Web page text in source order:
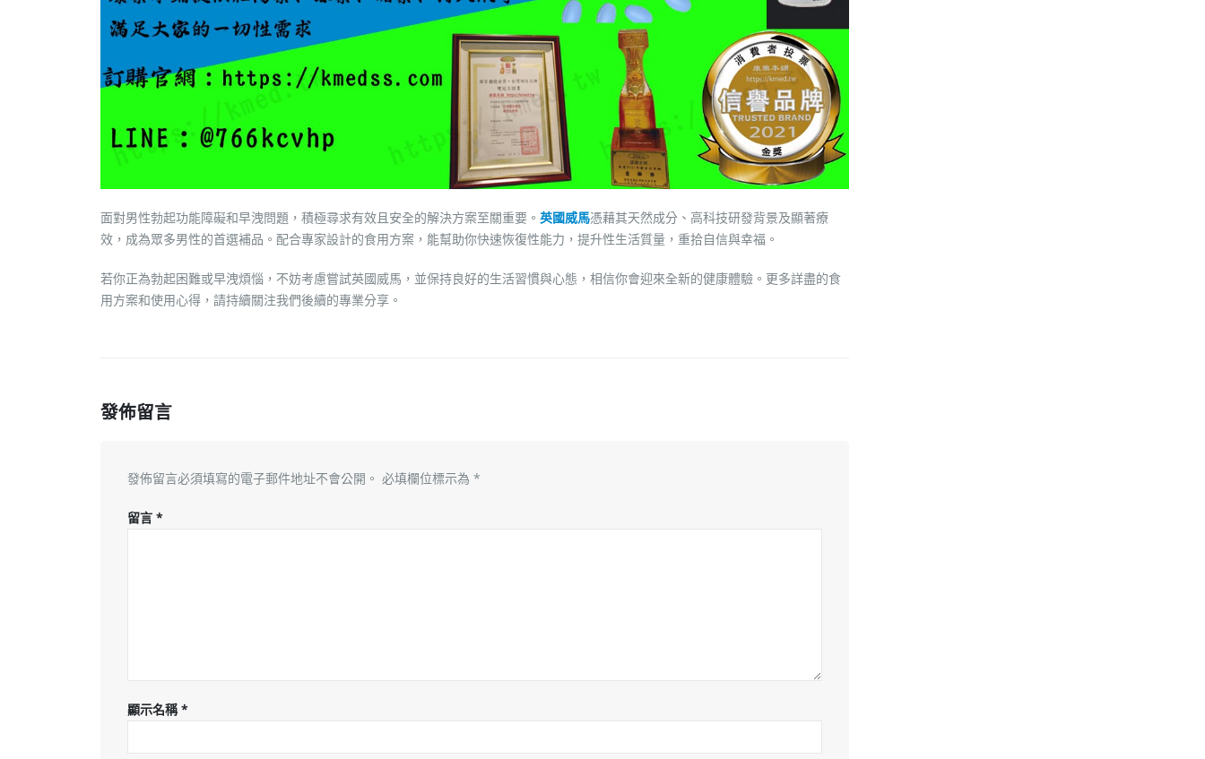
面對男性勃起功能障礙和早洩問題，積極尋求有效且安全的解決方案至關重要。 英國威馬憑藉其天然成分、高科技研發背景及顯著療
效，成為眾多男性的首選補品。配合專家設計的食用方案，能幫助你快速恢復性能力，提升性生活質量，重拾自信與幸福。
若你正為勃起困難或早洩煩惱，不妨考慮嘗試英國威馬，並保持良好的生活習慣與心態，相信你會迎來全新的健康體驗。更多詳盡的食
用方案和使用心得，請持續關注我們後續的專業分享。
發佈留言
發佈留言必須填寫的電子郵件地址不會公開。 必填欄位標示為 *
留言 *
顯示名稱*